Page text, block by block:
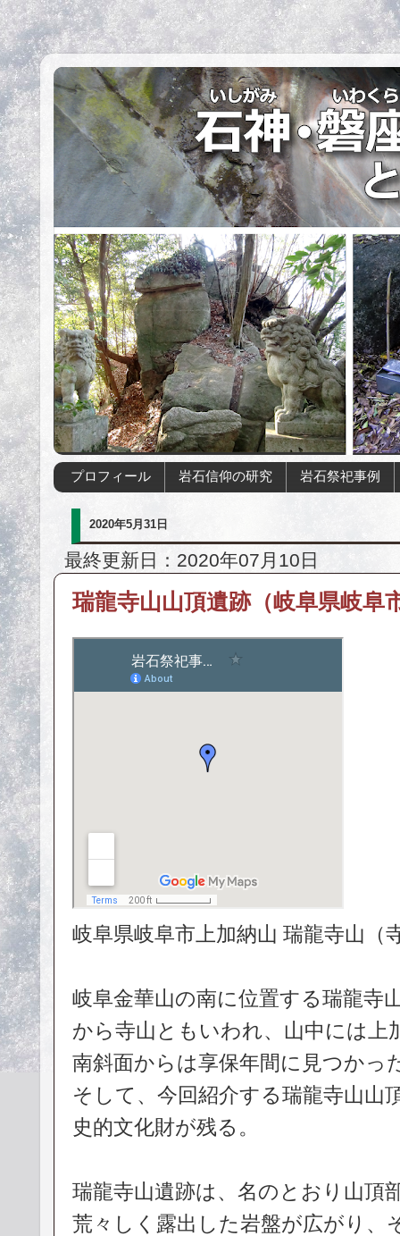
プロフィール 岩石信仰の研究 岩石祭祀事例
2020年5月31日
最終更新日：2020年07月10日
瑞龍寺山山頂遺跡（岐阜県岐阜
岐阜県岐阜市上加納山 瑞龍寺山（
岐阜金華山の南に位置する瑞龍寺
から寺山ともいわれ、山中には上
南斜面からは享保年間に見つかっ
そして、今回紹介する瑞龍寺山山
史的文化財が残る。
瑞龍寺山遺跡は、名のとおり山頂
荒々しく露出した岩盤が広がり、